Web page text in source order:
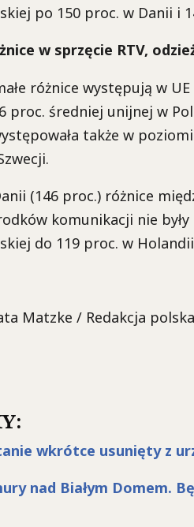
po 150 proc. w Danii i
w sprzęcie RTV,
różnice występują w
proc. średniej unijnej w
także w
(146 proc.) różnice
komunikacji nie były
do 119 proc. w
Matzke / Redakcja polska
wkrótce usunięty z
nad Białym Domem.